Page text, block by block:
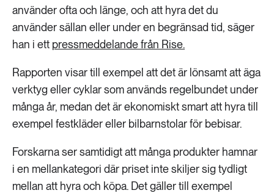
använder ofta och länge, och att hyra det du
använder sällan eller under en begränsad tid, säger
han i ett pressmeddelande från Rise.
Rapporten visar till exempel att det är lönsamt att äga
verktyg eller cyklar som används regelbundet under
många år, medan det är ekonomiskt smart att hyra till
exempel festkläder eller bilbarnstolar för bebisar.
Forskarna ser samtidigt att många produkter hamnar
i en mellankategori där priset inte skiljer sig tydligt
mellan att hyra och köpa. Det gäller till exempel